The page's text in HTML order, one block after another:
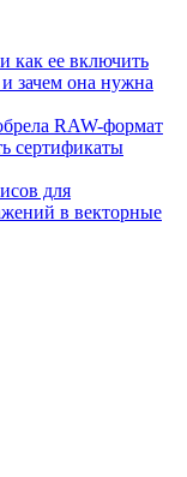
как ее включить
зачем она нужна
RAW-формат
сертификаты
для
в векторные